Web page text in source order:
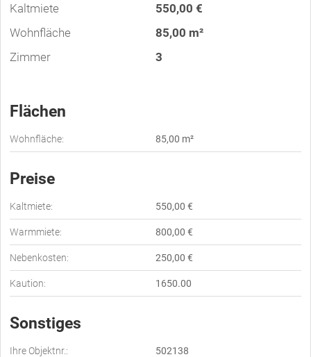
Kaltmiete
550,00 €
Wohnfläche
85,00 m²
Zimmer
3
Flächen
Wohnfläche: 85,00 m²
Preise
Kaltmiete: 550,00 €
Warmmiete: 800,00 €
Nebenkosten: 250,00 €
Kaution: 1650.00
Sonstiges
Ihre Objektnr.: 502138